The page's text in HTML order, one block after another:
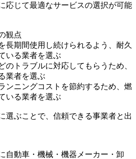
応じて最適なサービスの選択が可能
観点
長期間使用し続けられるよう、耐久
いる業者を選ぶ
のトラブルに対応してもらうため、
業者を選ぶ
ンニングコストを節約するため、燃
いる業者を選ぶ
選ぶことで、信頼できる事業者と出
自動車・機械・機器メーカー・卸